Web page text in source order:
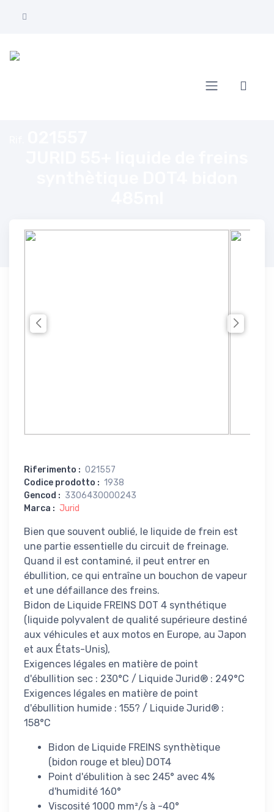
Riferimento : 021557
Codice prodotto : 1938
Gencod : 3306430000243
Marca : Jurid
Bien que souvent oublié, le liquide de frein est
une partie essentielle du circuit de freinage.
Quand il est contaminé, il peut entrer en
ébullition, ce qui entraîne un bouchon de vapeur
et une défaillance des freins.
Bidon de Liquide FREINS DOT 4 synthétique
(liquide polyvalent de qualité supérieure destiné
aux véhicules et aux motos en Europe, au Japon
et aux États-Unis),
Exigences légales en matière de point
d'ébullition sec : 230°C / Liquide Jurid® : 249°C
Exigences légales en matière de point
d'ébullition humide : 155? / Liquide Jurid® :
158°C
Bidon de Liquide FREINS synthètique
(bidon rouge et bleu) DOT4
Point d'ébulition à sec 245° avec 4%
d'humidité 160°
Viscosité 1000 mm²/s à -40°